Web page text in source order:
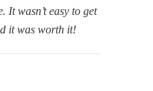
It wasn’t easy to get
it was worth it!